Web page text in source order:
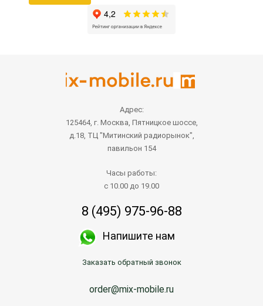
Адрес:
125464, г. Москва, Пятницкое шоссе,
д.18, ТЦ "Митинский радиорынок",
павильон 154
Часы работы:
с 10.00 до 19.00
8 (495) 975-96-88
Напишите нам
Заказать обратный звонок
order@mix-mobile.ru